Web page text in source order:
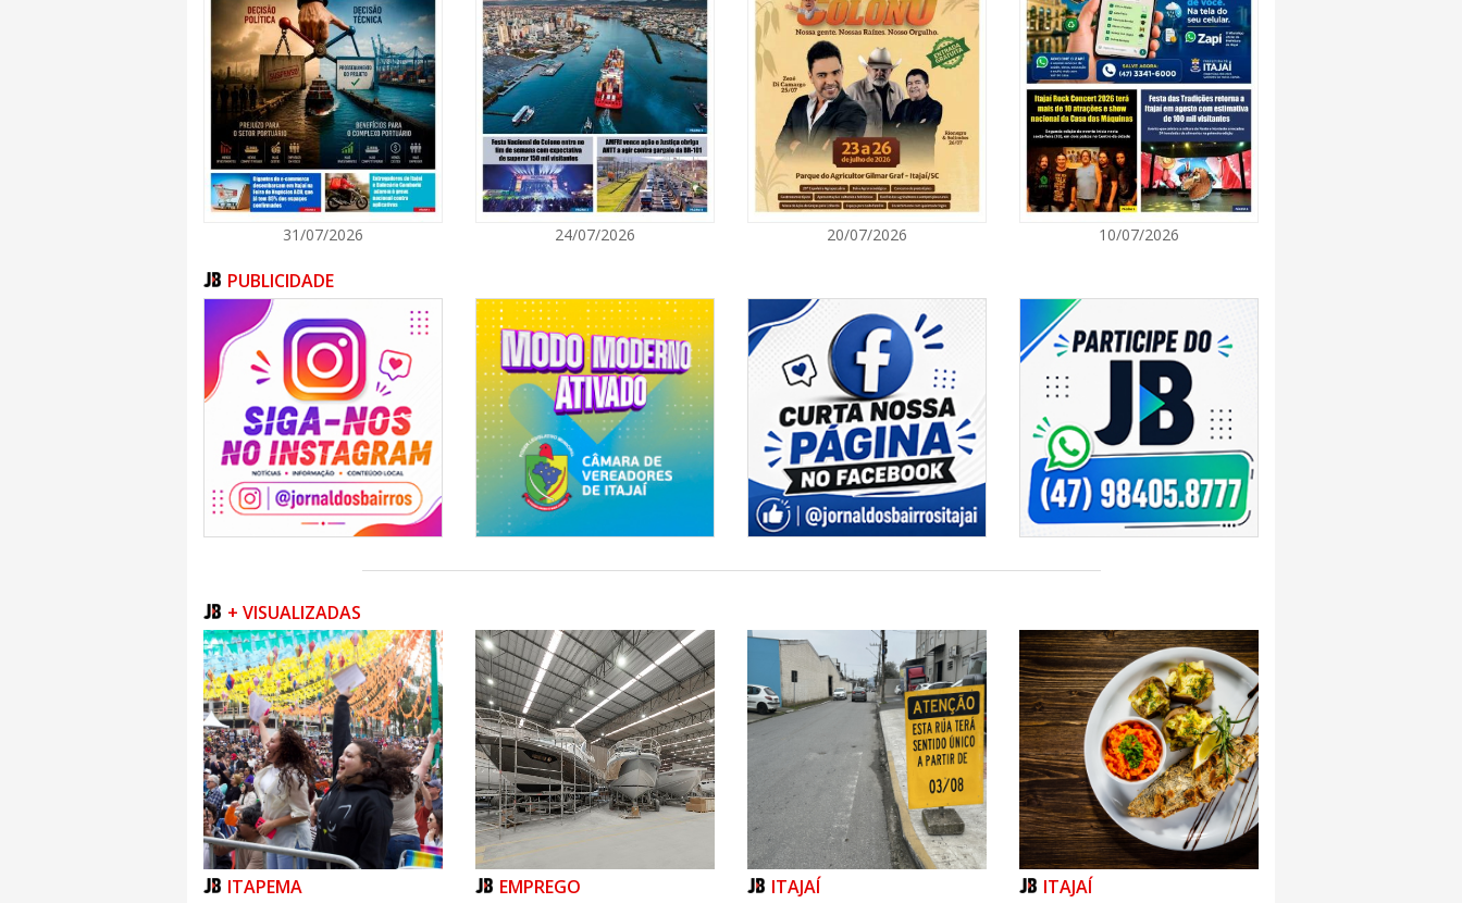
A Univali e o Santander são parceiros, desde 2002, em programas ligados à
educação e ao incentivo ao ensino superior, por meio de bolsas de estudo e
oportunidades de intercâmbio docente e discente. Com a adesão à plataforma
Santander X, em 2025, as oportunidades da comunidade acadêmica nas áreas de
empreendedorismo e inovação foram expandidas.
O Banco Santander mantém, há mais de 28 anos, iniciativas voltadas à educação,
à empregabilidade e ao empreendedorismo. Nesse período, já destinou mais de
2,2 bilhões de euros e apoiou mais de um milhão de pessoas e empresas, por
meio de parcerias com mais de 1,3 mil universidades em todo o mundo.
ITAPEMA
07/08/2026 | 07:00
Itapema se destaca no IDEB e conquista melhor resultado da
região
BALNEÁRIO PIÇARRAS
07/08/2026 | 07:00
NAVEGANTES
07/08/2026 | 07:00
Navegantes conquista nota A+ na Capag do Tesouro
Nacional
31/07/2026 24/07/2026 20/07/2026 10/07/2026
PUBLICIDADE
+ VISUALIZADAS
ITAPEMA EMPREGO ITAJAÍ ITAJAÍ